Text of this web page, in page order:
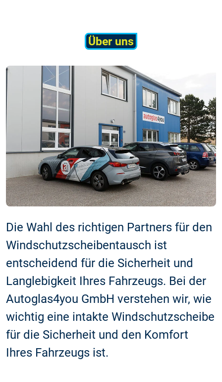
Über uns
Die Wahl des richtigen Partners für den
Windschutzscheibentausch ist
entscheidend für die Sicherheit und
Langlebigkeit Ihres Fahrzeugs. Bei der
Autoglas4you GmbH verstehen wir, wie
wichtig eine intakte Windschutzscheibe
für die Sicherheit und den Komfort
Ihres Fahrzeugs ist.